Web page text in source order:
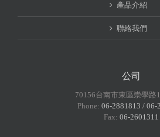
產品介紹
聯絡我們
公司
70156台南市東區崇學路
Phone: 06-2881813 / 06-
Fax: 06-2601311